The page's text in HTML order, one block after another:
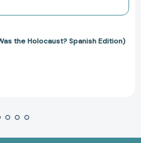
the Holocaust? Spanish Edition)